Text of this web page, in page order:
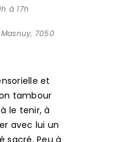
7050
tambour
le tenir, à
avec lui un
Peu à
de ton